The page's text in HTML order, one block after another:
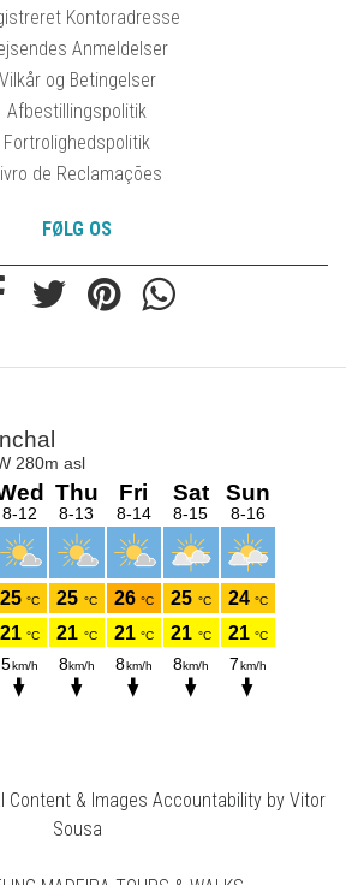
Kontoradresse
Anmeldelser
Vilkår og Betingelser
Afbestillingspolitik
Fortrolighedspolitik
de Reclamações
FØLG OS
Content & Images Accountability by Vitor
Sousa